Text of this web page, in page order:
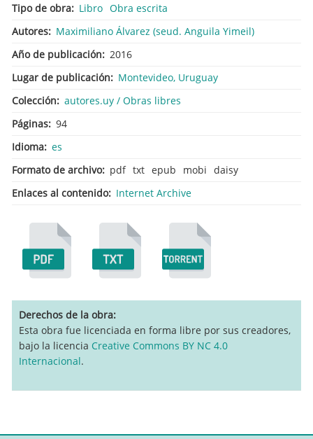
Tipo de obra Libro Obra escrita
Autores
Maximiliano Álvarez (seud. Anguila Yimeil)
Año de publicación
2016
Lugar de publicación
Montevideo, Uruguay
Colección
autores.uy / Obras libres
Páginas 94
Idioma es
Formato de archivo
pdf txt epub mobi daisy
Enlaces al contenido
Internet Archive
Derechos de la obra
Esta obra fue licenciada en forma libre por sus creadores,
bajo la licencia Creative Commons BY NC 4.0
Internacional.